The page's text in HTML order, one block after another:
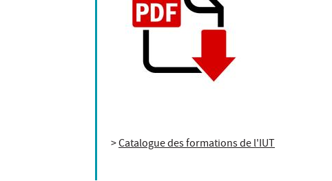
>Catalogue des formations de l'IUT